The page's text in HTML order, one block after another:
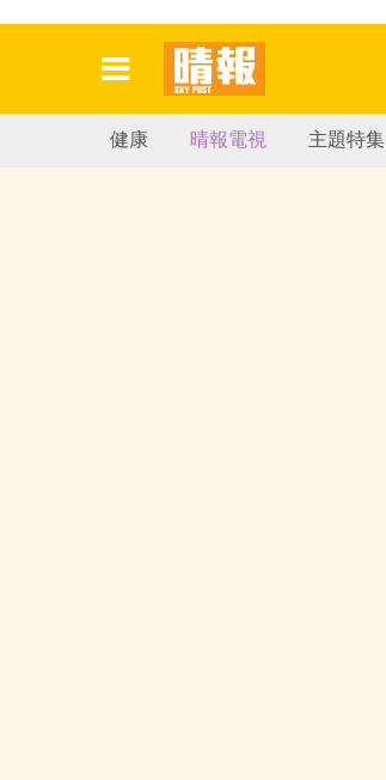
健康 晴報電視 主題特集